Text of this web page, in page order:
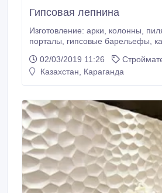
Гипсовая лепнина
Изготовление: арки, колонны, пилястры, каминные
порталы, гипсовые барельефы, карнизы
потолочные розетки, орнамент 3D панели гипсовые.
ТД Тумар.
02/03/2019 11:26
Казахстан, Караганда